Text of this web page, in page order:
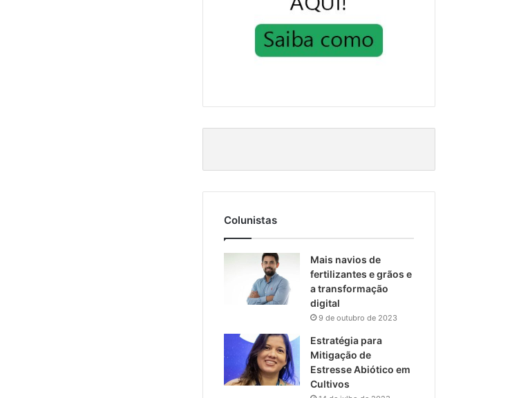
Colunistas
Mais navios de
fertilizantes e grãos e
a transformação
digital
9 de outubro de 2023
Estratégia para
Mitigação de
Estresse Abiótico em
Cultivos